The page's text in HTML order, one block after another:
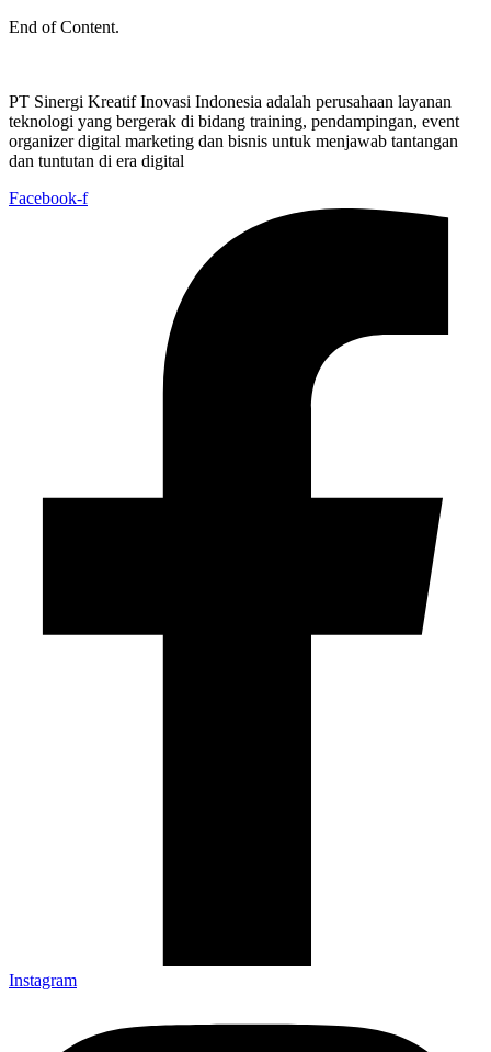
End of Content.
PT Sinergi Kreatif Inovasi Indonesia adalah perusahaan layanan
teknologi yang bergerak di bidang training, pendampingan, event
organizer digital marketing dan bisnis untuk menjawab tantangan
dan tuntutan di era digital
Facebook-f
Instagram